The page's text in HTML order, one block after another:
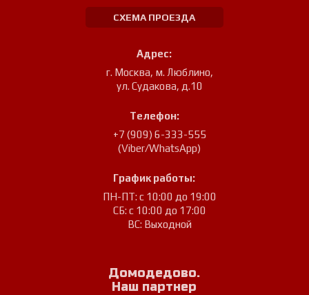
СХЕМА ПРОЕЗДА
Адрес:
г. Москва, м. Люблино,
ул. Судакова, д.10
Телефон:
+7 (909) 6-333-555
(Viber/WhatsApp)
График работы:
ПН-ПТ: с 10:00 до 19:00
СБ: с 10:00 до 17:00
ВС: Выходной
Домодедово.
Наш партнер